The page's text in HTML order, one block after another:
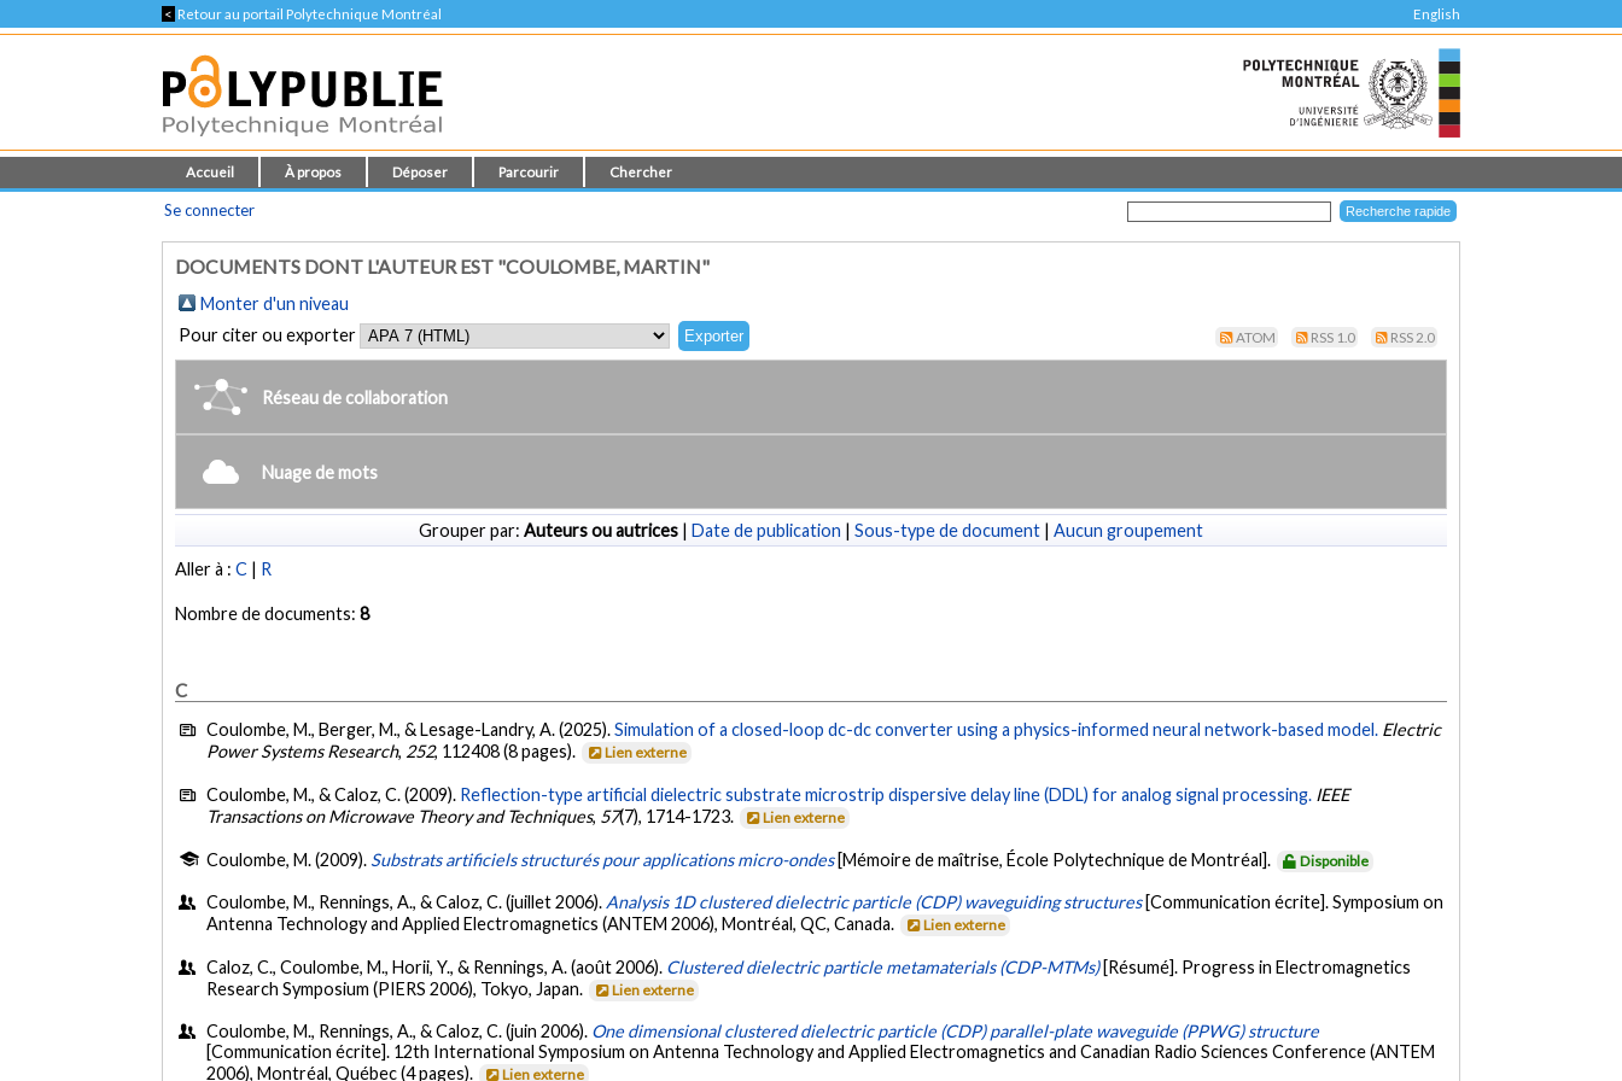
< Retour au portail Polytechnique Montréal English
Accueil À propos Déposer Parcourir Chercher
Se connecter
DOCUMENTS DONT L'AUTEUR EST "COULOMBE, MARTIN"
Monter d'un niveau
Pour citer ou exporter
ATOM RSS 1.0 RSS 2.0
Réseau de collaboration
Nuage de mots
Grouper par: Auteurs ou autrices | Date de publication | Sous-type de document | Aucun groupement
Aller à :C | R
Nombre de documents:8
C
Coulombe, M., Berger, M., & Lesage-Landry, A. (2025).Simulation of a closed-loop dc-dc converter using a physics-informed neural network-based model. Electric
Power Systems Research, 252, 112408 (8 pages). Lien externe
Coulombe, M., & Caloz, C. (2009). Reflection-type artificial dielectric substrate microstrip dispersive delay line (DDL) for analog signal processing. IEEE
Transactions on Microwave Theory and Techniques, 57(7), 1714-1723. Lien externe
Coulombe, M. (2009). Substrats artificiels structurés pour applications micro-ondes [Mémoire de maîtrise, École Polytechnique de Montréal]. Disponible
Coulombe, M., Rennings, A., & Caloz, C. (juillet 2006). Analysis 1D clustered dielectric particle (CDP) waveguiding structures [Communication écrite]. Symposium on
Antenna Technology and Applied Electromagnetics (ANTEM 2006), Montréal, QC, Canada.
Lien externe
Caloz, C., Coulombe, M., Horii, Y., & Rennings, A. (août 2006). Clustered dielectric particle metamaterials (CDP-MTMs) [Résumé]. Progress in Electromagnetics
Research Symposium (PIERS 2006), Tokyo, Japan.
Lien externe
Coulombe, M., Rennings, A., & Caloz, C. (juin 2006). One dimensional clustered dielectric particle (CDP) parallel-plate waveguide (PPWG) structure
[Communication écrite]. 12th International Symposium on Antenna Technology and Applied Electromagnetics and Canadian Radio Sciences Conference (ANTEM
2006), Montréal, Québec (4 pages).
Lien externe